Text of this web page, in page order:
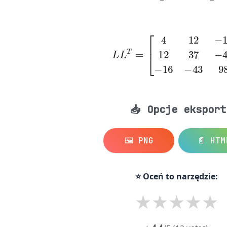
12−16 12 37−43 −
📥 Opcje
🖼️ PNG 📄
⭐ Oceń to narzędzie:
★★★★★